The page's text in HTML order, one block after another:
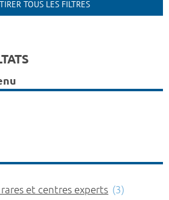
TOUS LES FILTRES
et centres experts (3)